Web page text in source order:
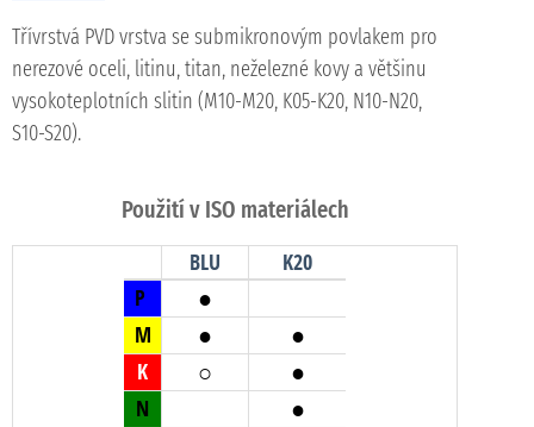
Třívrstvá PVD vrstva se submikronovým povlakem pro
nerezové oceli, litinu, titan, neželezné kovy a většinu
vysokoteplotních slitin (M10-M20, K05-K20, N10-N20,
S10-S20).
Použití v ISO materiálech
BLU
K20
P
●
M ● ●
K ○ ●
N ●